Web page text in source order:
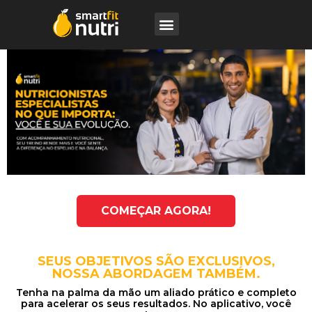
COMEÇAR AGORA!
SEUS OBJETIVOS SÃO EXCLUSIVOS,
NOSSA ABORDAGEM TAMBÉM.
Tenha na palma da mão um aliado prático e completo
para acelerar os seus resultados. No aplicativo, você